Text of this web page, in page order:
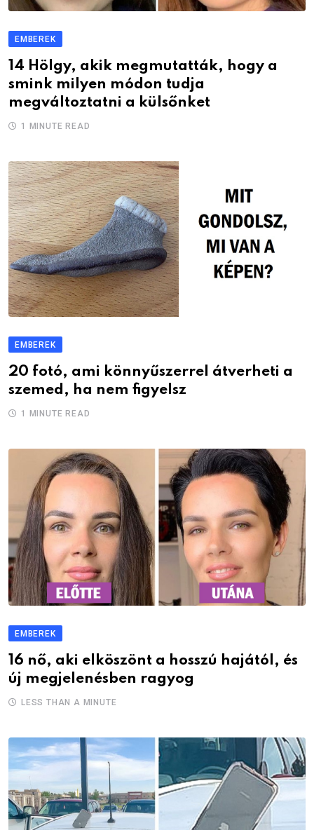
EMBEREK
14 Hölgy, akik megmutatták, hogy a
smink milyen módon tudja
megváltoztatni a külsőnket
1 MINUTE READ
EMBEREK
20 fotó, ami könnyűszerrel átverheti a
szemed, ha nem figyelsz
1 MINUTE READ
EMBEREK
16 nő, aki elköszönt a hosszú hajától, és
új megjelenésben ragyog
LESS THAN A MINUTE